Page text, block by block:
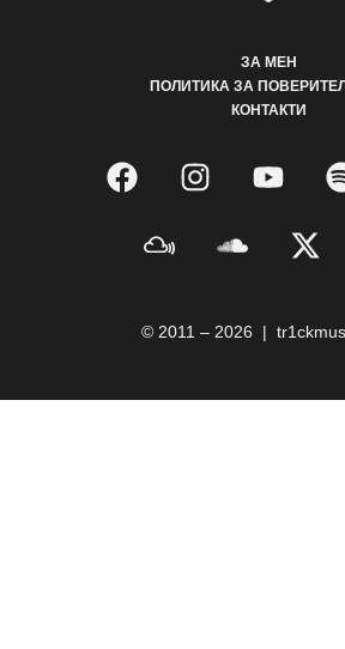
ЗА МЕН
ПОЛИТИКА ЗА
КОНТАКТИ
© 2011 – 2026 |